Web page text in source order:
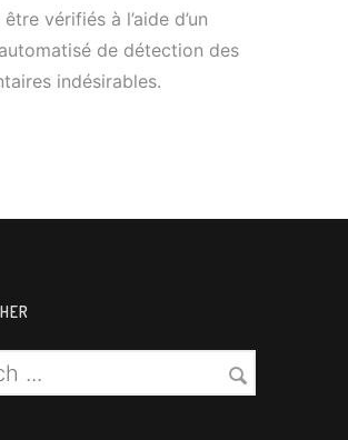
vérifiés à l’aide d’un
de détection des
indésirables.